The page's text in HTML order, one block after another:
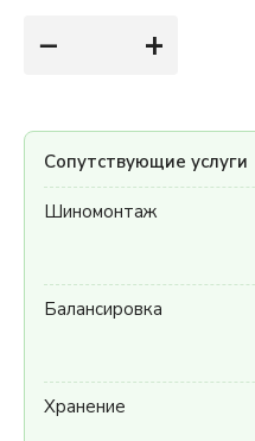
− +
Сопутствующие услуги
Шиномонтаж
Балансировка
Хранение